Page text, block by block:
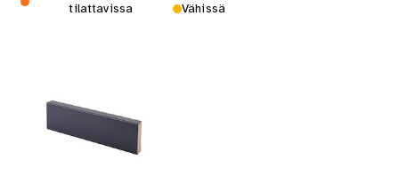
tilattavissa
Vähissä